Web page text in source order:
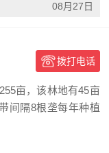
08月27日
拨打电话
亩，该林地有45亩
间隔8根垄每年种植